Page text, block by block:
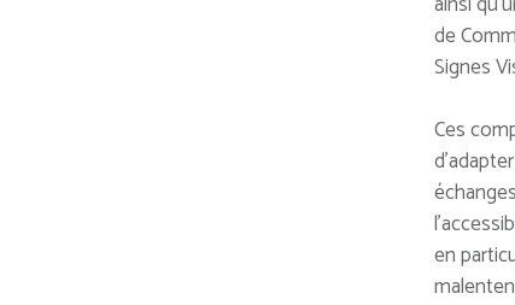
de
Signes
Ces
en